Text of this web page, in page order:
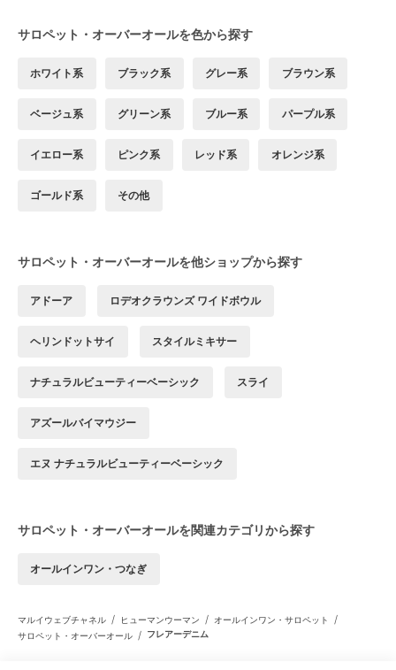
サロペット・オーバーオールを色から探す
ホワイト系 ブラック系 グレー系 ブラウン系
ベージュ系 グリーン系 ブルー系 パープル系
イエロー系 ピンク系 レッド系 オレンジ系
ゴールド系 その他
サロペット・オーバーオールを他ショップから探す
アドーア ロデオクラウンズ ワイドボウル
ヘリンドットサイ スタイルミキサー
ナチュラルビューティーベーシック スライ
アズールバイマウジー
エヌ ナチュラルビューティーベーシック
サロペット・オーバーオールを関連カテゴリから探す
オールインワン・つなぎ
マルイウェブチャネル / ヒューマンウーマン / オールインワン・サロペット /
サロペット・オーバーオール / フレアーデニム